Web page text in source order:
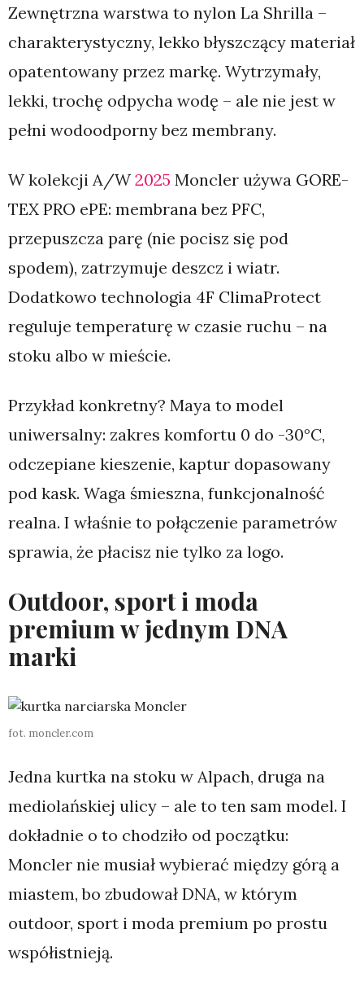
Zewnętrzna warstwa to nylon La Shrilla –
charakterystyczny, lekko błyszczący materiał
opatentowany przez markę. Wytrzymały,
lekki, trochę odpycha wodę – ale nie jest w
pełni wodoodporny bez membrany.
W kolekcji A/W2025 Moncler używa GORE-
TEX PRO ePE: membrana bez PFC,
przepuszcza parę (nie pocisz się pod
spodem), zatrzymuje deszcz i wiatr.
Dodatkowo technologia 4F ClimaProtect
reguluje temperaturę w czasie ruchu – na
stoku albo w mieście.
Przykład konkretny? Maya to model
uniwersalny: zakres komfortu 0 do -30°C,
odczepiane kieszenie, kaptur dopasowany
pod kask. Waga śmieszna, funkcjonalność
realna. I właśnie to połączenie parametrów
sprawia, że płacisz nie tylko za logo.
Outdoor, sport i moda
premium w jednym DNA
marki
fot. moncler.com
Jedna kurtka na stoku w Alpach, druga na
mediolańskiej ulicy – ale to ten sam model. I
dokładnie o to chodziło od początku:
Moncler nie musiał wybierać między górą a
miastem, bo zbudował DNA, w którym
outdoor, sport i moda premium po prostu
współistnieją.